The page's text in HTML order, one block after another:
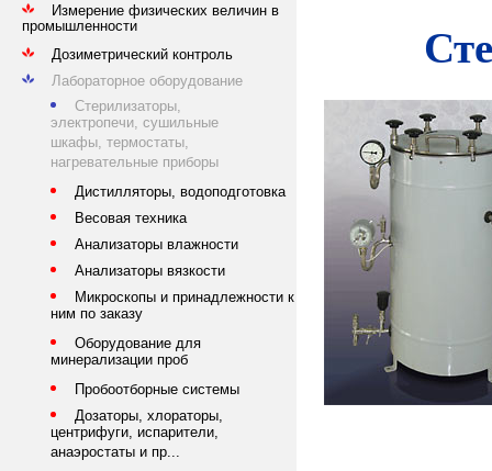
Измерение физических величин в
промышленности
Дозиметрический контроль
Лабораторное оборудование
Стерилизаторы,
электропечи, сушильные
шкафы, термостаты,
нагревательные приборы
Дистилляторы, водоподготовка
Весовая техника
Анализаторы влажности
Анализаторы вязкости
Микроскопы и принадлежности к
ним по заказу
Оборудование для
минерализации проб
Пробоотборные системы
Дозаторы, хлораторы,
центрифуги, испарители,
анаэростаты и пр...